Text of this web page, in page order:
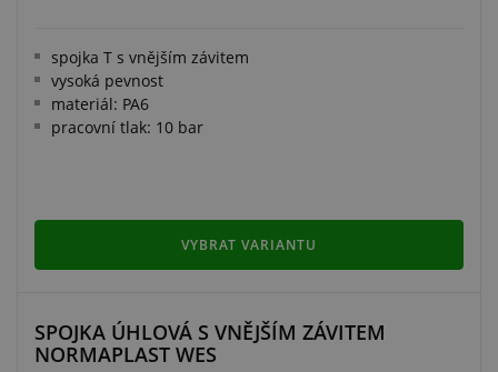
spojka T s vnějším závitem
vysoká pevnost
materiál: PA6
pracovní tlak: 10 bar
VYBRAT VARIANTU
SPOJKA ÚHLOVÁ S VNĚJŠÍM ZÁVITEM
NORMAPLAST WES